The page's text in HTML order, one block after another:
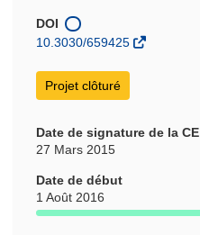
nouvelle
fenêtre)
DOI
10.3030/659425
Projet clôturé
Date de signature de la CE
27 Mars 2015
Date de début
1 Août 2016